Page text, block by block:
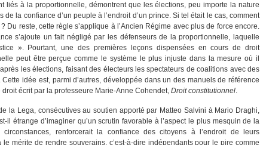
liés à la proportionnelle, démontrent que les élections, peu importe la nature
la confiance d’un peuple à l’endroit d’un prince. Si tel était le cas, comment
Du reste, cette règle s’applique à l’Ancien Régime avec plus de force encore.
s’ajoute un fait négligé par les défenseurs de la proportionnelle, laquelle
». Pourtant, une des premières leçons dispensées en cours de droit
peut être perçue comme le système le plus injuste dans la mesure où il
les élections, faisant des électeurs les spectateurs de coalitions avec des
Cette idée est, parmi d’autres, développée dans un des manuels de référence
écrit par la professeure Marie-Anne Cohendet, Droit constitutionnel.
la Lega, consécutives au soutien apporté par Matteo Salvini à Mario Draghi,
il étrange d’imaginer qu’un scrutin favorable à l’aspect le plus mesquin de la
renforcerait la confiance des citoyens à l’endroit de leurs
mérite de rendre souverains, c’est-à-dire indépendants pour le pire comme